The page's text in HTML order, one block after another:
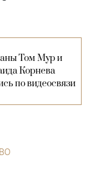
Том Мур и
Корнева
по видеосвязи